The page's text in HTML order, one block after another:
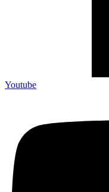
Youtube